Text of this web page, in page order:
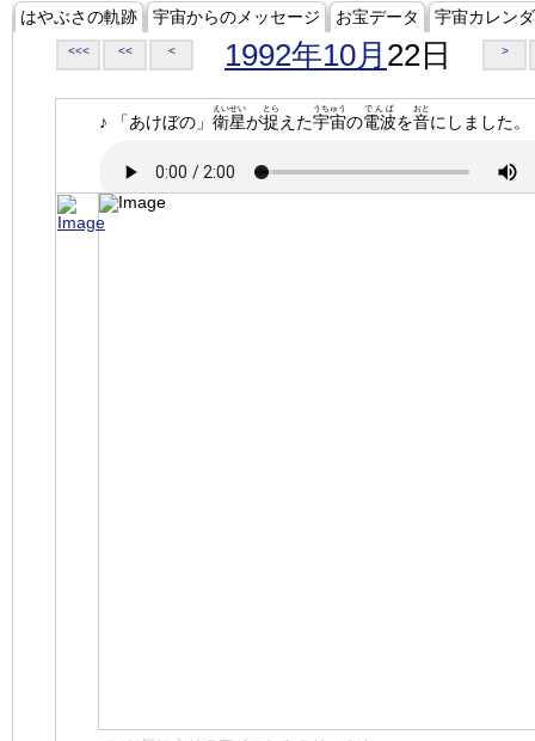
はやぶさの軌跡 宇宙からのメッセージ お宝データ 宇宙カレン
<<< << < 1992年10月 22日 >
♪ 「あけぼの」 衛星
えいせい
が捉
とら
えた宇宙
うちゅう
の電波
でんぱ
を音
おと
にしました。